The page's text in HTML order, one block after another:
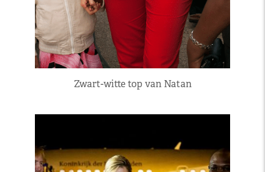
Zwart-witte top van Natan